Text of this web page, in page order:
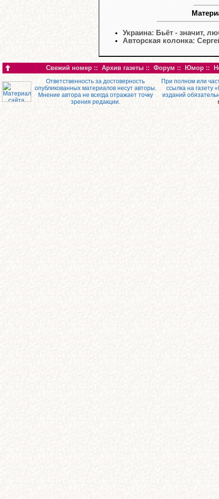
Украина: Бьёт - значит,
Авторская колонка:
Свежий номер :: Архив газеты :: Форум :: Юмор ::
Ответственность за достоверность
опубликованных материалов несут авторы.
Мнение автора не всегда отражает точку
зрения редакции.
При полном или
ссылка на газету
изданий